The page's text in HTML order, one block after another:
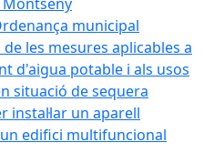
municipal
les mesures aplicables a
d'aigua potable i als usos
situació de sequera
instal·lar un aparell
edifici multifuncional